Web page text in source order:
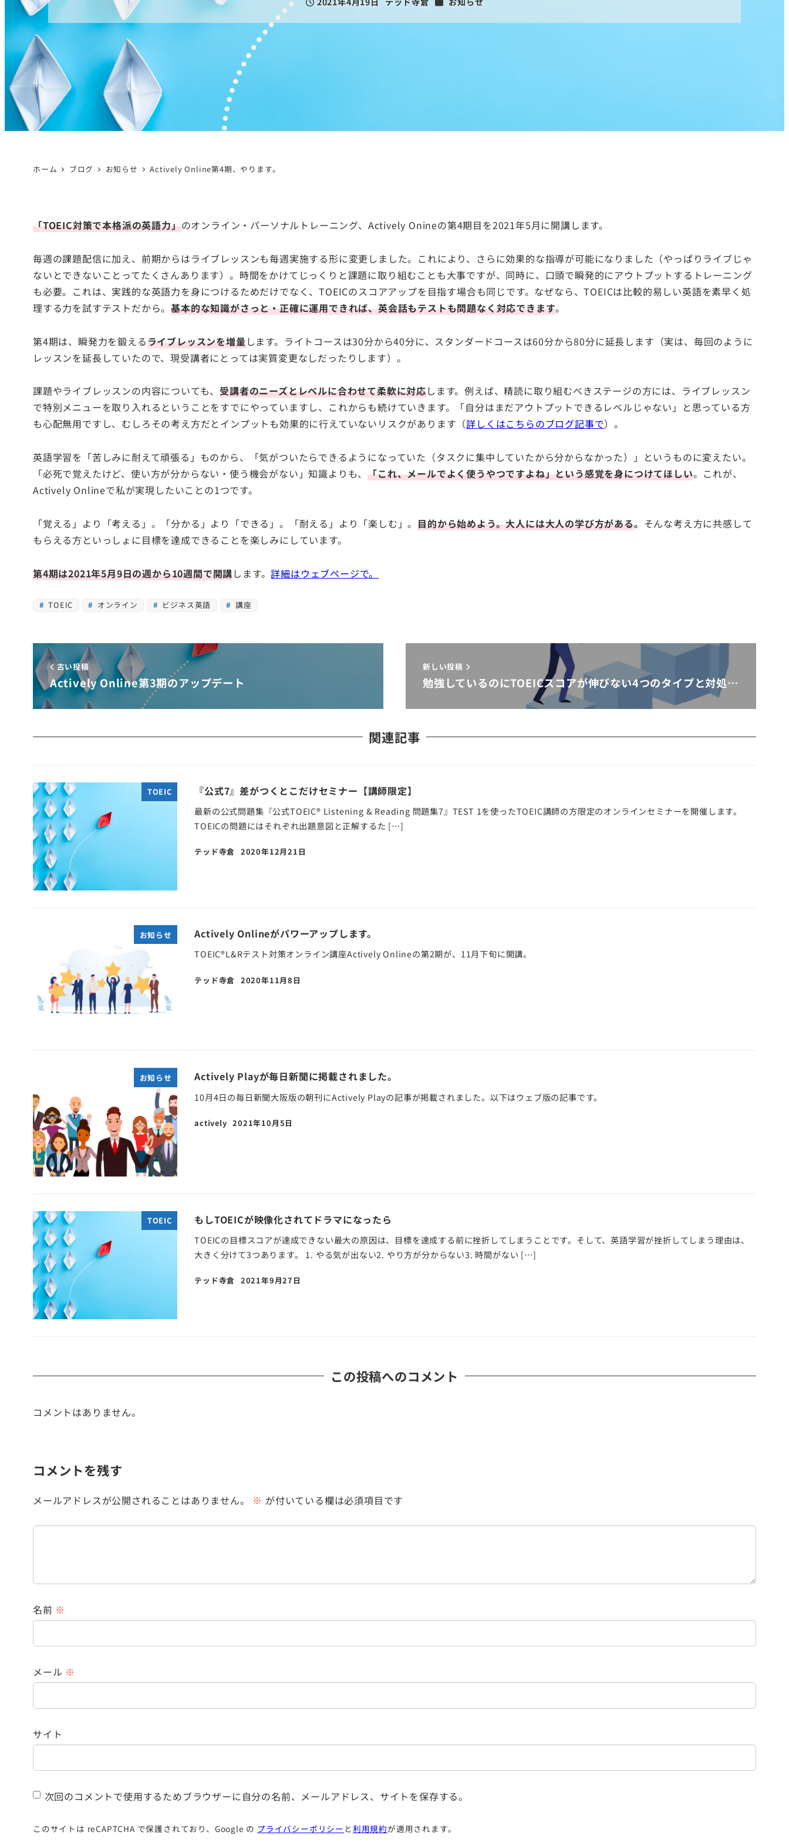
投稿日
著
者
ホーム ブログ お知らせ Actively Online第4期、やります。
「TOEIC対策で本格派の英語力」のオンライン・パーソナルトレーニング、Actively Onineの第4期目を2021年5月に開講します。
毎週の課題配信に加え、前期からはライブレッスンも毎週実施する形に変更しました。これにより、さらに効果的な指導が可能になりました（やっぱりライブじゃ
ないとできないことってたくさんあります）。時間をかけてじっくりと課題に取り組むことも大事ですが、同時に、口頭で瞬発的にアウトプットするトレーニング
も必要。これは、実践的な英語力を身につけるためだけでなく、TOEICのスコアアップを目指す場合も同じです。なぜなら、TOEICは比較的易しい英語を素早く処
理する力を試すテストだから。基本的な知識がさっと・正確に運用できれば、英会話もテストも問題なく対応できます。
第4期は、瞬発力を鍛えるライブレッスンを増量します。ライトコースは30分から40分に、スタンダードコースは60分から80分に延長します（実は、毎回のように
レッスンを延長していたので、現受講者にとっては実質変更なしだったりします）。
課題やライブレッスンの内容についても、受講者のニーズとレベルに合わせて柔軟に対応します。例えば、精読に取り組むべきステージの方には、ライブレッスン
で特別メニューを取り入れるということをすでにやっていますし、これからも続けていきます。「自分はまだアウトプットできるレベルじゃない」と思っている方
も心配無用ですし、むしろその考え方だとインプットも効果的に行えていないリスクがあります（詳しくはこちらのブログ記事で）。
英語学習を「苦しみに耐えて頑張る」ものから、「気がついたらできるようになっていた（タスクに集中していたから分からなかった）」というものに変えたい。
「必死で覚えたけど、使い方が分からない・使う機会がない」知識よりも、「これ、メールでよく使うやつですよね」という感覚を身につけてほしい。これが、
Actively Onlineで私が実現したいことの1つです。
「覚える」より「考える」。「分かる」より「できる」。「耐える」より「楽しむ」。目的から始めよう。大人には大人の学び方がある。 そんな考え方に共感して
もらえる方といっしょに目標を達成できることを楽しみにしています。
第4期は2021年5月9日の週から10週間で開講します。詳細はウェブページで。
TOEIC オンライン ビジネス英語 講座
古い投稿
Actively Online第3期のアップデート
新しい投稿
勉強しているのにTOEICスコアが伸びない4つのタイプと対処…
関連記事
TOEIC 『公式7』差がつくとこだけセミナー【講師限定】
最新の公式問題集『公式TOEIC® Listening & Reading 問題集7』TEST 1を使ったTOEIC講師の方限定のオンラインセミナーを開催します。
TOEICの問題にはそれぞれ出題意図と正解するた […]
テッド寺倉 2020年12月21日
お知らせ Actively Onlineがパワーアップします。
TOEIC®L&Rテスト対策オンライン講座Actively Onlineの第2期が、11月下旬に開講。
テッド寺倉 2020年11月8日
お知らせ Actively Playが毎日新聞に掲載されました。
10月4日の毎日新聞大阪版の朝刊にActively Playの記事が掲載されました。以下はウェブ版の記事です。
actively 2021年10月5日
TOEIC もしTOEICが映像化されてドラマになったら
TOEICの目標スコアが達成できない最大の原因は、目標を達成する前に挫折してしまうことです。そして、英語学習が挫折してしまう理由は、
大きく分けて3つあります。 1. やる気が出ない2. やり方が分からない3. 時間がない […]
テッド寺倉 2021年9月27日
この投稿へのコメント
コメントはありません。
コメントを残す
メールアドレスが公開されることはありません。 ※ が付いている欄は必須項目です
名前 ※
メール ※
サイト
次回のコメントで使用するためブラウザーに自分の名前、メールアドレス、サイトを保存する。
このサイトは reCAPTCHA で保護されており、Google の プライバシーポリシー と 利用規約が適用されます。